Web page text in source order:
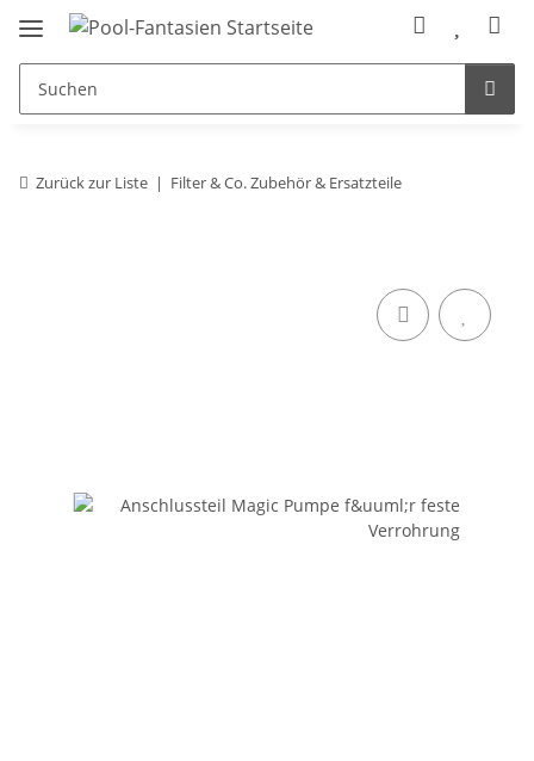
Zurück zur Liste Filter & Co. Zubehör & Ersatzteile